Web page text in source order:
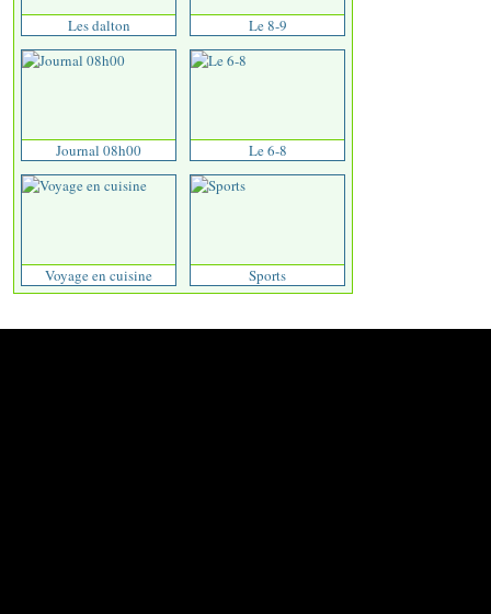
Les dalton Le 8-9
Journal 08h00 Le 6-8
Voyage en cuisine Sports